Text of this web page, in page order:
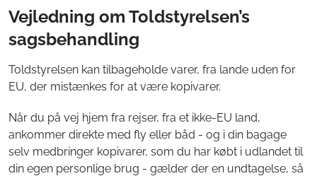
Vejledning om Toldstyrelsen’s
sagsbehandling
Toldstyrelsen kan tilbageholde varer, fra lande uden for
EU, der mistænkes for at være kopivarer.
Når du på vej hjem fra rejser, fra et ikke-EU land,
ankommer direkte med fly eller båd - og i din bagage
selv medbringer kopivarer, som du har købt i udlandet til
din egen personlige brug - gælder der en undtagelse, så